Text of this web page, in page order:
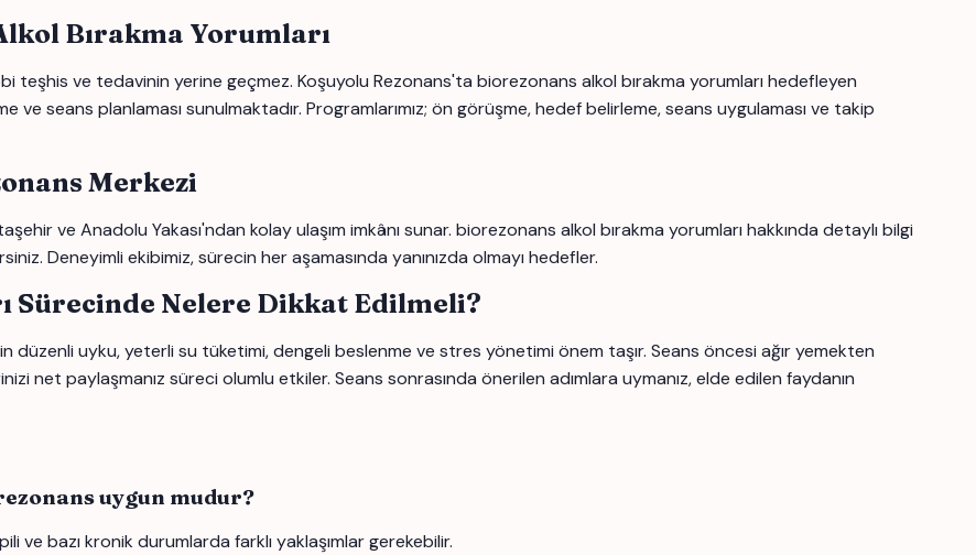
Bırakma Yorumları
teşhis ve tedavinin yerine geçmez. Koşuyolu Rezonans'ta biorezonans alkol bırakma yorumları hedefleyen
ve seans planlaması sunulmaktadır. Programlarımız; ön görüşme, hedef belirleme, seans uygulaması ve takip
Merkezi
ve Anadolu Yakası'ndan kolay ulaşım imkânı sunar. biorezonans alkol bırakma yorumları hakkında detaylı bilgi
Deneyimli ekibimiz, sürecin her aşamasında yanınızda olmayı hedefler.
Sürecinde Nelere Dikkat Edilmeli?
düzenli uyku, yeterli su tüketimi, dengeli beslenme ve stres yönetimi önem taşır. Seans öncesi ağır yemekten
net paylaşmanız süreci olumlu etkiler. Seans sonrasında önerilen adımlara uymanız, elde edilen faydanın
uygun mudur?
ve bazı kronik durumlarda farklı yaklaşımlar gerekebilir.